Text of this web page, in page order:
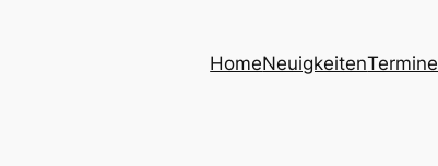
HomeNeuigkeitenTermine